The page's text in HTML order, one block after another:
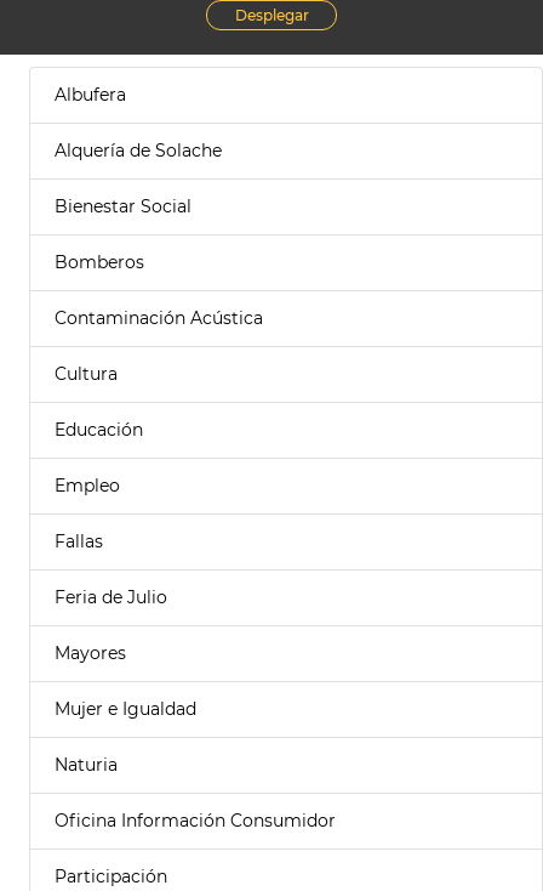
Desplegar
Albufera
Alquería de Solache
Bienestar Social
Bomberos
Contaminación Acústica
Cultura
Educación
Empleo
Fallas
Feria de Julio
Mayores
Mujer e Igualdad
Naturia
Oficina Información Consumidor
Participación